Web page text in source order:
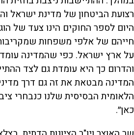
רצועת הביטחון של מדינת ישראל
היום לספר החוקים הינו צעד של
חייהם של אלפי משפחות
על ארץ ישראל. כפי שהמדינה
והדרום כך היא עומדת גם לצד
המדינה מבטאת את זה גם דרך
הלאומית הבסיסית שלנו כנבחרי
כאן״.